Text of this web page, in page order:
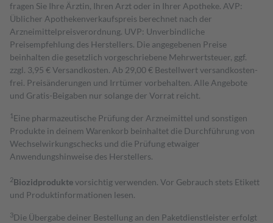
fragen Sie Ihre Ärztin, Ihren Arzt oder in Ihrer Apotheke. AVP:
Üblicher Apothekenverkaufspreis berechnet nach der
Arzneimittelpreisverordnung. UVP: Unverbindliche
Preisempfehlung des Herstellers. Die angegebenen Preise
beinhalten die gesetzlich vorgeschriebene Mehrwertsteuer, ggf.
zzgl. 3,95 € Versandkosten. Ab 29,00 € Bestell­wert versand­kosten­
frei. Preisänderungen und Irrtümer vorbehalten. Alle Angebote
und Gratis-Beigaben nur solange der Vorrat reicht.
1 Eine pharmazeutische Prüfung der Arzneimittel und sonstigen
Produkte in deinem Warenkorb beinhaltet die Durchführung von
Wechselwirkungschecks und die Prüfung etwaiger
Anwendungshinweise des Herstellers.
2Biozidproduktevorsichtig verwenden. Vor Gebrauch stets Etikett
und Produktinformationen lesen.
3Die Übergabe deiner Bestellung an den Paketdienstleister erfolgt